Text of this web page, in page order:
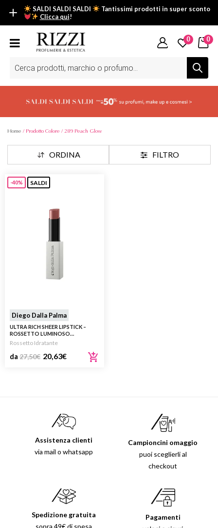
SALDI SALDI SALDI
Tantissimi prodotti in super sconto
Clicca qui!
SALDI SALDI SALDI
Fino al -50% su tantissimi prodotti beauty nella sezione saldi: il
Scopri tutti i prodotti in super saldo!Clicca qui
prodotti
0 0
Home / Prodotto Colore / 289 Peach Glow
ORDINA FILTRO
-40% SALDI
Diego Dalla Palma
ULTRA RICH SHEER LIPSTICK –
ROSSETTO LUMINOSO
IDRATANTE
Rossetto Idratante
da 27,50€ 20,63€
Assistenza clienti
via mail o whatsapp
Campioncini omaggio
puoi sceglierli al
checkout
Spedizione gratuita
Pagamenti